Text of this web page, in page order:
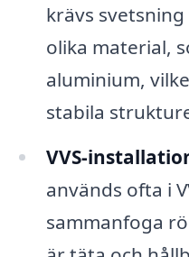
krävs
olika material,
aluminium,
stabila
VVS-
används ofta i
sammanfoga